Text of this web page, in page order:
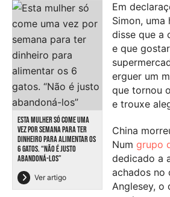
ESTA MULHER SÓ COME UMA
VEZ POR SEMANA PARA TER
DINHEIRO PARA ALIMENTAR OS
6 GATOS. “NÃO É JUSTO
ABANDONÁ-LOS”
Ver artigo
Em
Simon, uma
disse que a
e que
erguer um
que tornou
e trouxe
China
Num grupo
dedicado a
achados no
Anglesey, o